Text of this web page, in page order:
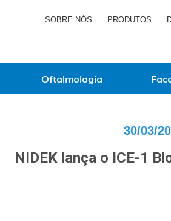
SOBRE NÓS PRODUTOS
Oftalmologia
30/03/
NIDEK lança o ICE-1